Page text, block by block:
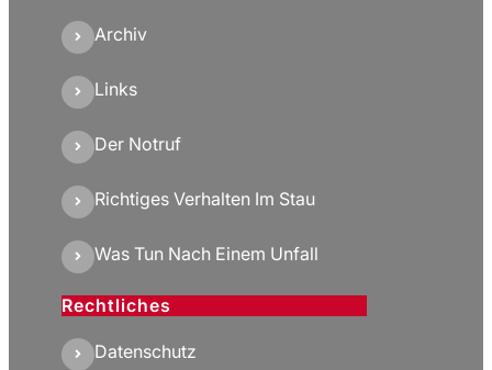
Archiv
Links
Der Notruf
Richtiges Verhalten Im Stau
Was Tun Nach Einem Unfall
Rechtliches
Datenschutz